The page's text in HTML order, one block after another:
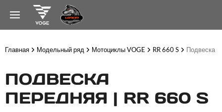
Главная Модельный ряд Мотоциклы VOGE RR 660 S Подвеска
ПОДВЕСКА
ПЕРЕДНЯЯ | RR 660 S